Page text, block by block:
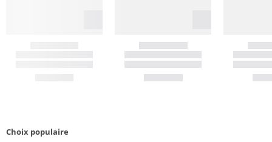
Choix populaire